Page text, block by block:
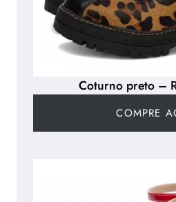
Coturno preto –
COMPRE